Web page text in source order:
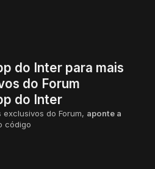
do Inter para mais
do Forum
do Inter
do Forum, aponte a
código